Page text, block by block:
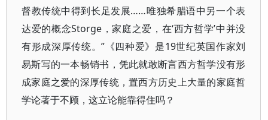
督教传统中得到长足发展……唯独希腊语中另一个表
达爱的概念Storge，家庭之爱，在‘西方哲学’中并没
有形成深厚传统。”《四种爱》是19世纪英国作家刘
易斯写的一本畅销书，凭此就敢断言西方哲学没有形
成家庭之爱的深厚传统，置西方历史上大量的家庭哲
学论著于不顾，这立论能靠得住吗？